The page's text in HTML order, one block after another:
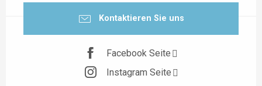
Kontaktieren Sie uns
Facebook Seite
Instagram Seite